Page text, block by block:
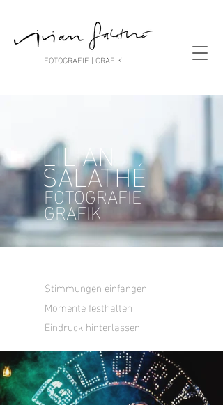
FOTOGRAFIE | GRAFIK
LILIAN
SALATHÉ
FOTOGRAFIE
GRAFIK
Stimmungen einfangen
Momente festhalten
Eindruck hinterlassen